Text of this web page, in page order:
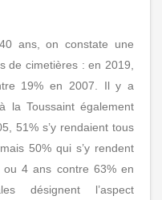
ans, on constate une
de cimetières : en 2019,
19% en 2007. Il y a
la Toussaint également
51% s’y rendaient tous
50% qui s’y rendent
4 ans contre 63% en
désignent l’aspect